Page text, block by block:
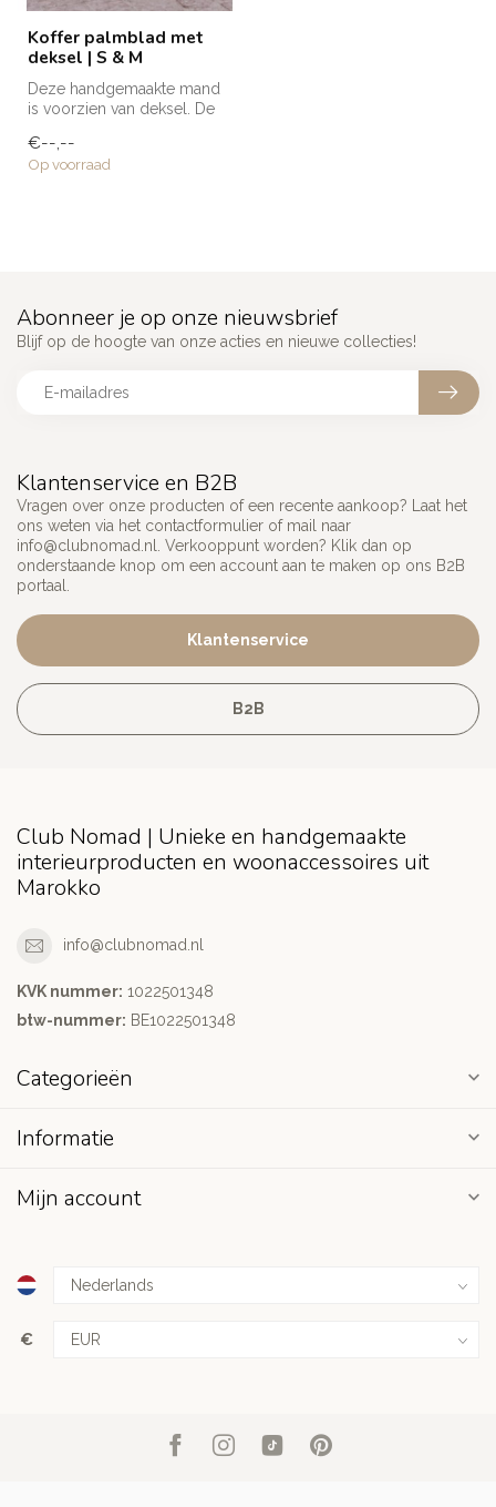
Koffer palmblad met
deksel | S & M
Deze handgemaakte mand
is voorzien van deksel. De
h...
€--,--
Op voorraad
Klantenservice en B2B
Vragen over onze producten of een recente aankoop? Laat het
ons weten via het contactformulier of mail naar
info@clubnomad.nl
. Verkooppunt worden? Klik dan op
onderstaande knop om een account aan te maken op ons B2B
portaal.
Klantenservice
B2B
Abonneer je op onze nieuwsbrief
Blijf op de hoogte van onze acties en nieuwe collecties!
Club Nomad | Unieke en handgemaakte
interieurproducten en woonaccessoires uit
Marokko
info@clubnomad.nl
KVK nummer: 1022501348
btw-nummer: BE1022501348
Categorieën
Informatie
Mijn account
€